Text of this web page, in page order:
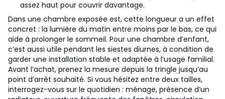
assez haut pour couvrir davantage.
Dans une chambre exposée est, cette longueur a un effet
concret : la lumière du matin entre moins par le bas, ce qui
aide à prolonger le sommeil. Pour une chambre d’enfant,
c’est aussi utile pendant les siestes diurnes, à condition de
garder une installation stable et adaptée à l’usage familial.
Avant l’achat, prenez la mesure depuis la tringle jusqu’au
point d’arrêt souhaité. Si vous hésitez entre deux tailles,
interrogez-vous sur le quotidien : ménage, présence d’un